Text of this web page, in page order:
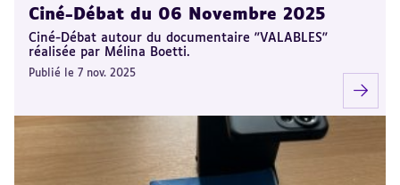
Ciné-Débat du 06 Novembre 2025
Ciné-Débat autour du documentaire "VALABLES"
réalisée par Mélina Boetti.
Publié le 7 nov. 2025